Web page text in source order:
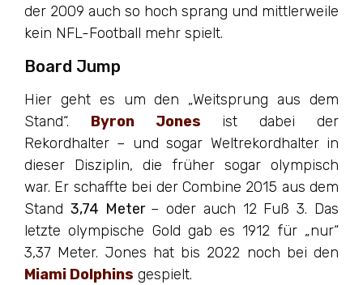
der 2009 auch so hoch sprang und mittlerweile
kein NFL-Football mehr spielt.
Board Jump
Hier geht es um den „Weitsprung aus dem
Stand“. Byron Jones ist dabei der
Rekordhalter – und sogar Weltrekordhalter in
dieser Disziplin, die früher sogar olympisch
war. Er schaffte bei der Combine 2015 aus dem
Stand 3,74 Meter – oder auch 12 Fuß 3. Das
letzte olympische Gold gab es 1912 für „nur“
3,37 Meter. Jones hat bis 2022 noch bei den
Miami Dolphins gespielt.